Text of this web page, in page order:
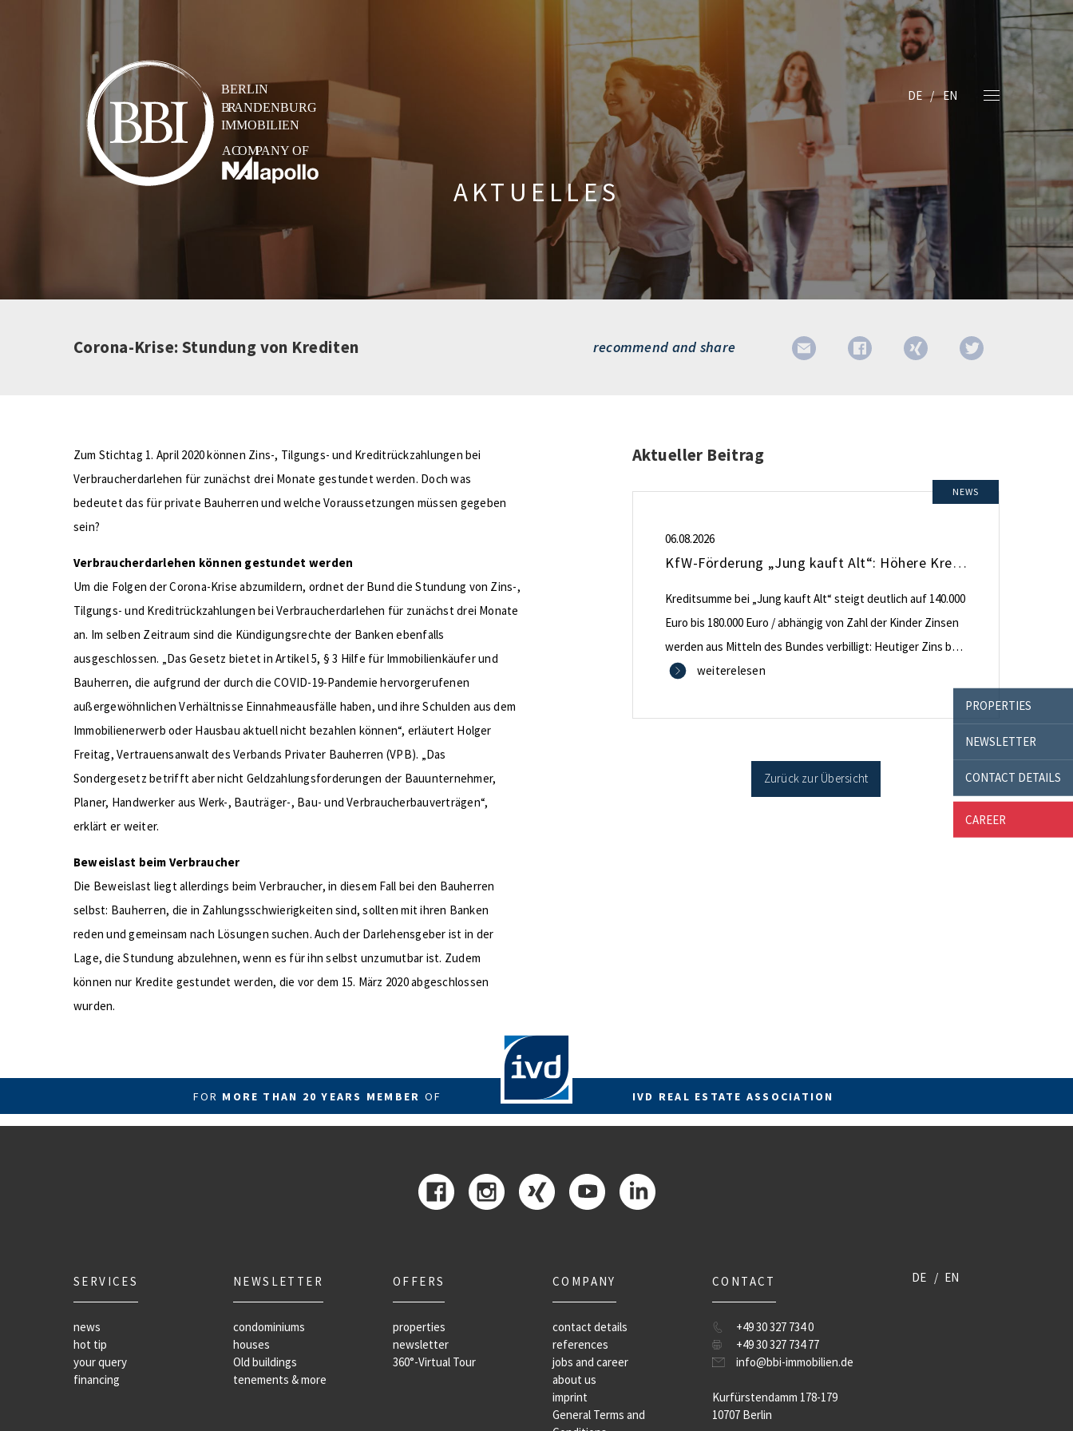
PROPERTIES
NEWSLETTER
CONTACT DETAILS
CAREER
DE EN
AKTUELLES
Corona-Krise: Stundung von Krediten recommend and share
Zum Stichtag 1. April 2020 können Zins-, Tilgungs- und Kreditrückzahlungen bei
Verbraucherdarlehen für zunächst drei Monate gestundet werden. Doch was
bedeutet das für private Bauherren und welche Voraussetzungen müssen gegeben
sein?
Verbraucherdarlehen können gestundet werden
Um die Folgen der Corona-Krise abzumildern, ordnet der Bund die Stundung von Zins-,
Tilgungs- und Kreditrückzahlungen bei Verbraucherdarlehen für zunächst drei Monate
an. Im selben Zeitraum sind die Kündigungsrechte der Banken ebenfalls
ausgeschlossen. „Das Gesetz bietet in Artikel 5, § 3 Hilfe für Immobilienkäufer und
Bauherren, die aufgrund der durch die COVID-19-Pandemie hervorgerufenen
außergewöhnlichen Verhältnisse Einnahmeausfälle haben, und ihre Schulden aus dem
Immobilienerwerb oder Hausbau aktuell nicht bezahlen können“, erläutert Holger
Freitag, Vertrauensanwalt des Verbands Privater Bauherren (VPB). „Das
Sondergesetz betrifft aber nicht Geldzahlungsforderungen der Bauunternehmer,
Planer, Handwerker aus Werk-, Bauträger-, Bau- und Verbraucherbauverträgen“,
erklärt er weiter.
Beweislast beim Verbraucher
Die Beweislast liegt allerdings beim Verbraucher, in diesem Fall bei den Bauherren
selbst: Bauherren, die in Zahlungsschwierigkeiten sind, sollten mit ihren Banken
reden und gemeinsam nach Lösungen suchen. Auch der Darlehensgeber ist in der
Lage, die Stundung abzulehnen, wenn es für ihn selbst unzumutbar ist. Zudem
können nur Kredite gestundet werden, die vor dem 15. März 2020 abgeschlossen
wurden.
Aktueller Beitrag
NEWS
06.08.2026
KfW-Förderung „Jung kauft Alt“: Höhere Kredite ab August 2026
Kreditsumme bei „Jung kauft Alt“ steigt deutlich auf 140.000
Euro bis 180.000 Euro / abhängig von Zahl der Kinder Zinsen
werden aus Mitteln des Bundes verbilligt: Heutiger Zins bei
0,53 Prozent effektiv bei 35 Jahren Laufzeit und 10 Jahren
energetischer Sanierung binnen 54 Monaten nach
weiterelesen
Zurück zur Übersicht
FOR MORE THAN 20 YEARS MEMBER OF IVD REAL ESTATE ASSOCIATION
SERVICES
news
hot tip
your query
financing
NEWSLETTER
condominiums
houses
Old buildings
tenements & more
OFFERS
properties
newsletter
360°-Virtual Tour
COMPANY
contact details
references
jobs and career
about us
imprint
General Terms and
CONTACT
+49 30 327 734 0
+49 30 327 734 77
info@bbi-immobilien.de
Kurfürstendamm 178-179
10707 Berlin
DE EN